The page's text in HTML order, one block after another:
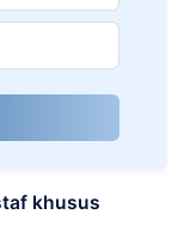
khusus